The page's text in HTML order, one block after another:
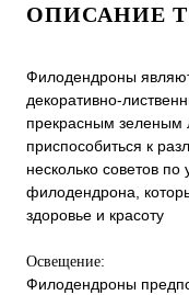
ОПИСАНИЕ
Филодендроны
декоративно-
прекрасным зеленым
приспособиться к
несколько советов
филодендрона,
здоровье и красоту
Освещение:
Филодендроны